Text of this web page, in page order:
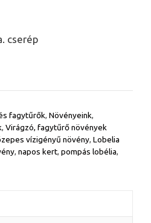
cserép
fagytűrők, Növényeink,
, Virágzó, fagytűrő növények
vízigényű növény, Lobelia
, napos kert, pompás lobélia,